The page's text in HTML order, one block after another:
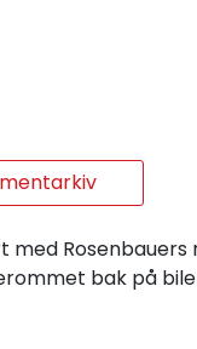
Rosenbauers
bak på